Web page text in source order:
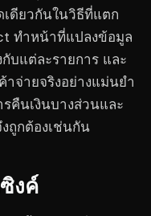
ดียวกันในวิธีที่แตก
ทำหน้าที่แปลงข้อมูล
บแต่ละรายการ และ
าจ่ายจริงอย่างแม่นยำ
คืนเงินบางส่วนและ
ถูกต้องเช่นกัน
งค์